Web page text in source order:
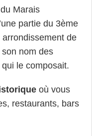
Marais
partie du 3ème
de
nom des
le composait.
où vous
restaurants, bars